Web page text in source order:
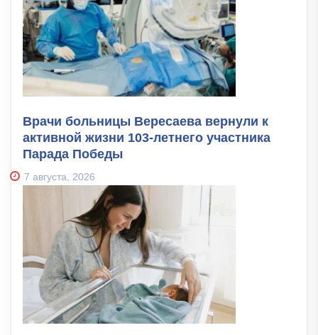
Врачи больницы Вересаева вернули к
активной жизни 103-летнего участника
Парада Победы
7 августа, 2026